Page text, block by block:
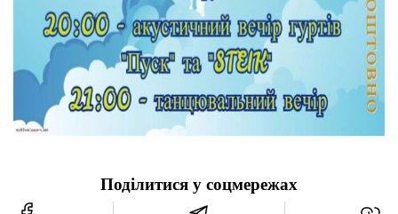
Поділитися у соцмережах